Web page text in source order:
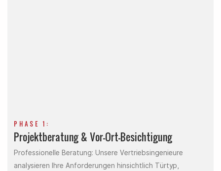
PHASE 1:
Projektberatung & Vor-Ort-Besichtigung
Professionelle Beratung: Unsere Vertriebsingenieure
analysieren Ihre Anforderungen hinsichtlich Türtyp,